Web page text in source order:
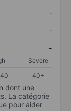
-
-
-
Severe
40+
dont une
La catégorie
pour aider